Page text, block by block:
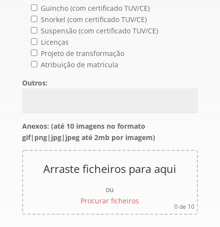
Guincho (com certificado TUV/CE)
Snorkel (com certificado TUV/CE)
Suspensão (com certificado TUV/CE)
Licenças
Projeto de transformação
Atribuição de matrícula
Outros:
Anexos: (até 10 imagens no formato
gif|png|jpg|jpeg até 2mb por imagem)
Arraste ficheiros para aqui
ou
Procurar ficheiros
0de 10